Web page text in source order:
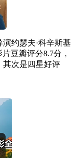
演约瑟夫·科辛斯基
豆瓣评分8.7分，
其次是四星好评